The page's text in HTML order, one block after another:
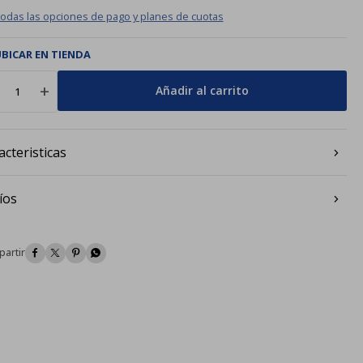
las opciones de pago y planes de cuotas
EN TIENDA
add Añadir al carrito
   